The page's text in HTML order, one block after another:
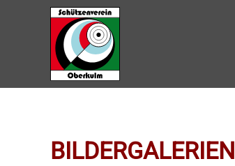
Zum Hauptinhalt springen
BILDERGALERIEN